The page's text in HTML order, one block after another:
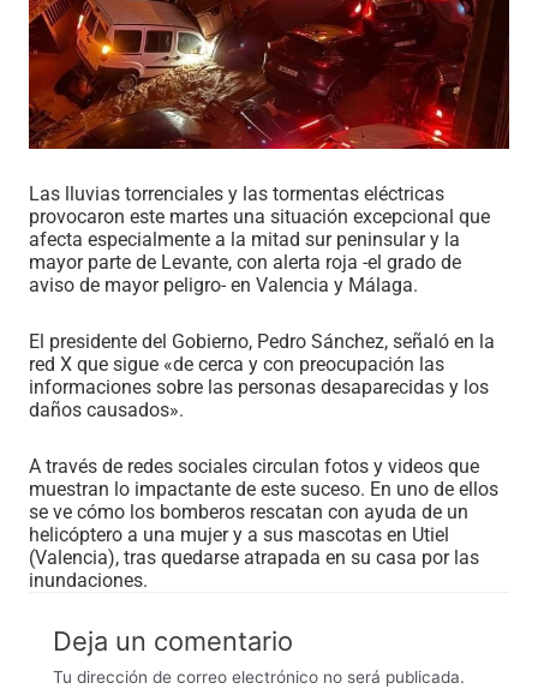
Las lluvias torrenciales y las tormentas eléctricas
provocaron este martes una situación excepcional que
afecta especialmente a la mitad sur peninsular y la
mayor parte de Levante, con alerta roja -el grado de
aviso de mayor peligro- en Valencia y Málaga.
El presidente del Gobierno, Pedro Sánchez, señaló en la
red X que sigue «de cerca y con preocupación las
informaciones sobre las personas desaparecidas y los
daños causados».
A través de redes sociales circulan fotos y videos que
muestran lo impactante de este suceso. En uno de ellos
se ve cómo los bomberos rescatan con ayuda de un
helicóptero a una mujer y a sus mascotas en Utiel
(Valencia), tras quedarse atrapada en su casa por las
inundaciones.
Deja un comentario
Tu dirección de correo electrónico no será publicada.